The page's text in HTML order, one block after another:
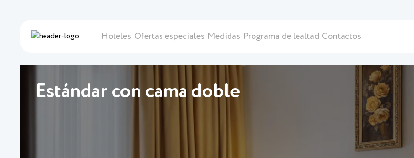
Hoteles Ofertas especiales Medidas Programa de lealtad Contactos
Estándar con cama doble